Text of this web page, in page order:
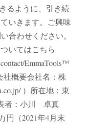
るように、引き続
いきます。ご興味
合わせください。
いてはこちら
contact/EmmaTools™
社概要会社名：株
）所在地：東
者：小川 卓真
円（2021年4月末